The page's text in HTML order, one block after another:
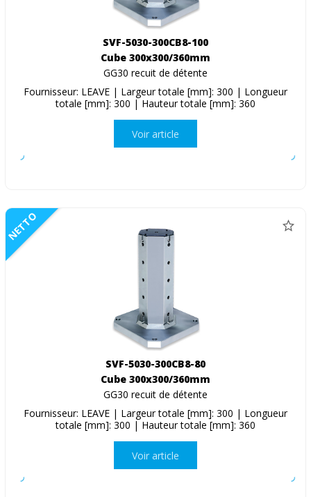
SVF-5030-300CB8-100
Cube 300x300/360mm
GG30 recuit de détente
Fournisseur: LEAVE | Largeur totale [mm]: 300 | Longueur
totale [mm]: 300 | Hauteur totale [mm]: 360
Voir article
NETTO
SVF-5030-300CB8-80
Cube 300x300/360mm
GG30 recuit de détente
Fournisseur: LEAVE | Largeur totale [mm]: 300 | Longueur
totale [mm]: 300 | Hauteur totale [mm]: 360
Voir article